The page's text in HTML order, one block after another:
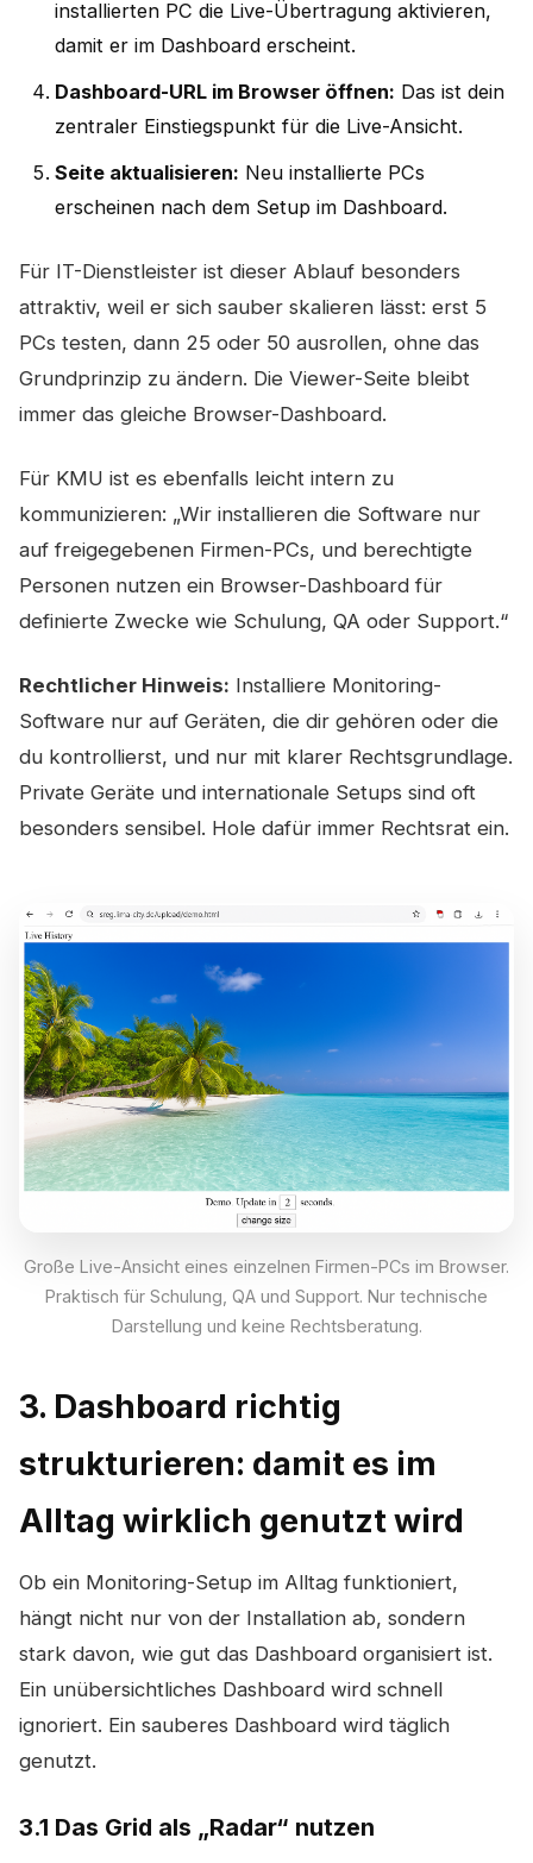
installierten PC die Live-Übertragung aktivieren,
damit er im Dashboard erscheint.
Dashboard-URL im Browser öffnen: Das ist dein
zentraler Einstiegspunkt für die Live-Ansicht.
Seite aktualisieren: Neu installierte PCs
erscheinen nach dem Setup im Dashboard.
Für IT-Dienstleister ist dieser Ablauf besonders
attraktiv, weil er sich sauber skalieren lässt: erst 5
PCs testen, dann 25 oder 50 ausrollen, ohne das
Grundprinzip zu ändern. Die Viewer-Seite bleibt
immer das gleiche Browser-Dashboard.
Für KMU ist es ebenfalls leicht intern zu
kommunizieren: „Wir installieren die Software nur
auf freigegebenen Firmen-PCs, und berechtigte
Personen nutzen ein Browser-Dashboard für
definierte Zwecke wie Schulung, QA oder Support.“
Rechtlicher Hinweis: Installiere Monitoring-
Software nur auf Geräten, die dir gehören oder die
du kontrollierst, und nur mit klarer Rechtsgrundlage.
Private Geräte und internationale Setups sind oft
besonders sensibel. Hole dafür immer Rechtsrat ein.
Große Live-Ansicht eines einzelnen Firmen-PCs im Browser.
Praktisch für Schulung, QA und Support. Nur technische
Darstellung und keine Rechtsberatung.
3. Dashboard richtig
strukturieren: damit es im
Alltag wirklich genutzt wird
Ob ein Monitoring-Setup im Alltag funktioniert,
hängt nicht nur von der Installation ab, sondern
stark davon, wie gut das Dashboard organisiert ist.
Ein unübersichtliches Dashboard wird schnell
ignoriert. Ein sauberes Dashboard wird täglich
genutzt.
3.1 Das Grid als „Radar“ nutzen